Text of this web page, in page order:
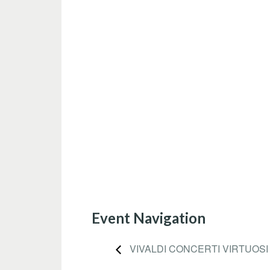
Event Navigation
VIVALDI CONCERTI VIRTUOSI